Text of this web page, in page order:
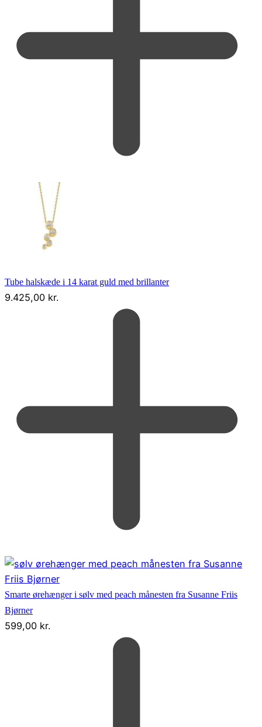
Tube halskæde i 14 karat guld med brillanter
9.425,00 kr.
Smarte ørehænger i sølv med peach månesten fra Susanne Friis
Bjørner
599,00 kr.